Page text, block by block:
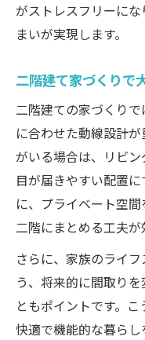
がストレスフリーに
まいが実現します。
二階建て家づくりで
二階建ての家づくり
に合わせた動線設計
がいる場合は、リビン
目が届きやすい配置
に、プライベート空
二階にまとめる工夫が
さらに、家族のライ
う、将来的に間取り
ともポイントです。
快適で機能的な暮らし